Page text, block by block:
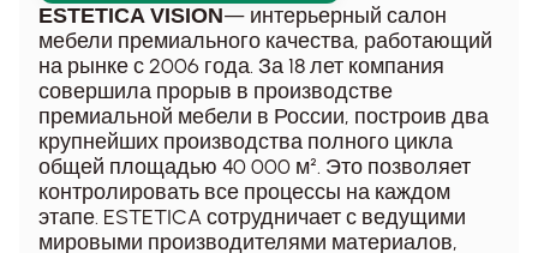
ESTETICA VISION— интерьерный салон
мебели премиального качества, работающий
на рынке с 2006 года. За 18 лет компания
совершила прорыв в производстве
премиальной мебели в России, построив два
крупнейших производства полного цикла
общей площадью 40 000 м². Это позволяет
контролировать все процессы на каждом
этапе. ESTETICA сотрудничает с ведущими
мировыми производителями материалов,